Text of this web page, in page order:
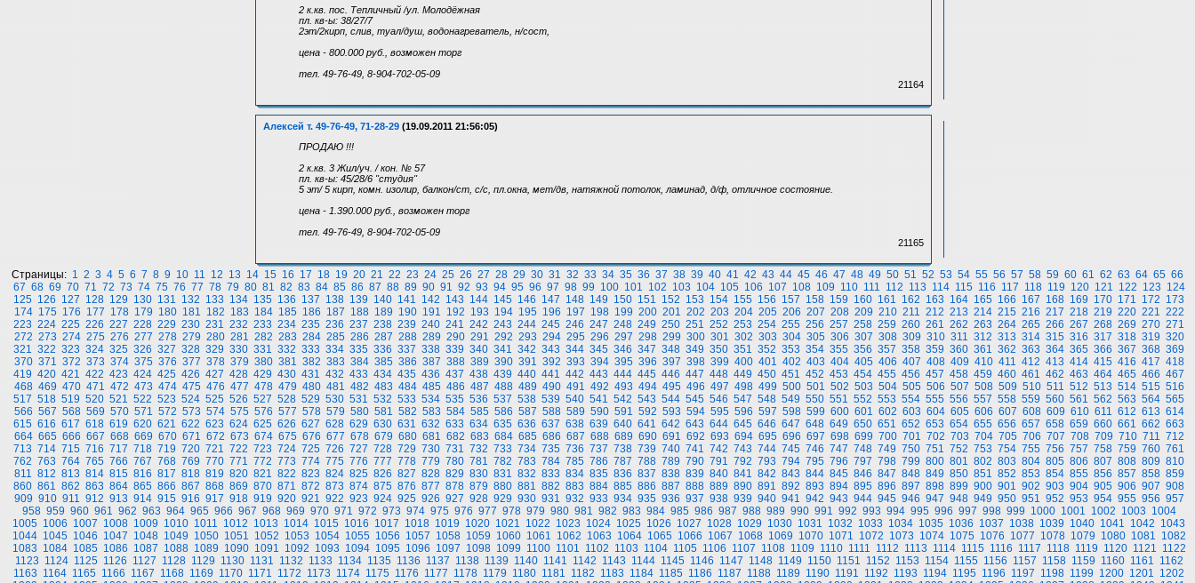
2 к.кв. пос. Тепличный /ул. Молодёжная
пл. кв-ы: 38/27/7
2эт/2кирп, слив, туал/душ, водонагреватель, н/сост,
цена - 800.000 руб., возможен торг
тел. 49-76-49, 8-904-702-05-09
21164
Алексей т. 49-76-49, 71-28-29 (19.09.2011 21:56:05)
ПРОДАЮ !!!
2 к.кв. 3 Жил/уч. / кон. № 57
пл. кв-ы: 45/28/6 "студия"
5 эт/ 5 кирп, комн. изолир, балкон/ст, с/с, пл.окна, мет/дв, натяжной потолок, ламинад, д/ф, отличное состояние.
цена - 1.390.000 руб., возможен торг
тел. 49-76-49, 8-904-702-05-09
21165
Страницы: 1 2 3 4 5 6 7 8 9 10 11 12 13 14 15 16 17 18 19 20 21 22 23 24 25 26 27 28 29 30 31 32 33 34 35 36 37 38 39 40 41 42 43 44 45 46 47 48 49 50 51 52 53 54 55 56 57 58 59 60 61 62 63 64 65 66
67 68 69 70 71 72 73 74 75 76 77 78 79 80 81 82 83 84 85 86 87 88 89 90 91 92 93 94 95 96 97 98 99 100 101 102 103 104 105 106 107 108 109 110 111 112 113 114 115 116 117 118 119 120 121 122 123 124
125 126 127 128 129 130 131 132 133 134 135 136 137 138 139 140 141 142 143 144 145 146 147 148 149 150 151 152 153 154 155 156 157 158 159 160 161 162 163 164 165 166 167 168 169 170 171 172 173
174 175 176 177 178 179 180 181 182 183 184 185 186 187 188 189 190 191 192 193 194 195 196 197 198 199 200 201 202 203 204 205 206 207 208 209 210 211 212 213 214 215 216 217 218 219 220 221 222
223 224 225 226 227 228 229 230 231 232 233 234 235 236 237 238 239 240 241 242 243 244 245 246 247 248 249 250 251 252 253 254 255 256 257 258 259 260 261 262 263 264 265 266 267 268 269 270 271
272 273 274 275 276 277 278 279 280 281 282 283 284 285 286 287 288 289 290 291 292 293 294 295 296 297 298 299 300 301 302 303 304 305 306 307 308 309 310 311 312 313 314 315 316 317 318 319 320
321 322 323 324 325 326 327 328 329 330 331 332 333 334 335 336 337 338 339 340 341 342 343 344 345 346 347 348 349 350 351 352 353 354 355 356 357 358 359 360 361 362 363 364 365 366 367 368 369
370 371 372 373 374 375 376 377 378 379 380 381 382 383 384 385 386 387 388 389 390 391 392 393 394 395 396 397 398 399 400 401 402 403 404 405 406 407 408 409 410 411 412 413 414 415 416 417 418
419 420 421 422 423 424 425 426 427 428 429 430 431 432 433 434 435 436 437 438 439 440 441 442 443 444 445 446 447 448 449 450 451 452 453 454 455 456 457 458 459 460 461 462 463 464 465 466 467
468 469 470 471 472 473 474 475 476 477 478 479 480 481 482 483 484 485 486 487 488 489 490 491 492 493 494 495 496 497 498 499 500 501 502 503 504 505 506 507 508 509 510 511 512 513 514 515 516
517 518 519 520 521 522 523 524 525 526 527 528 529 530 531 532 533 534 535 536 537 538 539 540 541 542 543 544 545 546 547 548 549 550 551 552 553 554 555 556 557 558 559 560 561 562 563 564 565
566 567 568 569 570 571 572 573 574 575 576 577 578 579 580 581 582 583 584 585 586 587 588 589 590 591 592 593 594 595 596 597 598 599 600 601 602 603 604 605 606 607 608 609 610 611 612 613 614
615 616 617 618 619 620 621 622 623 624 625 626 627 628 629 630 631 632 633 634 635 636 637 638 639 640 641 642 643 644 645 646 647 648 649 650 651 652 653 654 655 656 657 658 659 660 661 662 663
664 665 666 667 668 669 670 671 672 673 674 675 676 677 678 679 680 681 682 683 684 685 686 687 688 689 690 691 692 693 694 695 696 697 698 699 700 701 702 703 704 705 706 707 708 709 710 711 712
713 714 715 716 717 718 719 720 721 722 723 724 725 726 727 728 729 730 731 732 733 734 735 736 737 738 739 740 741 742 743 744 745 746 747 748 749 750 751 752 753 754 755 756 757 758 759 760 761
762 763 764 765 766 767 768 769 770 771 772 773 774 775 776 777 778 779 780 781 782 783 784 785 786 787 788 789 790 791 792 793 794 795 796 797 798 799 800 801 802 803 804 805 806 807 808 809 810
811 812 813 814 815 816 817 818 819 820 821 822 823 824 825 826 827 828 829 830 831 832 833 834 835 836 837 838 839 840 841 842 843 844 845 846 847 848 849 850 851 852 853 854 855 856 857 858 859
860 861 862 863 864 865 866 867 868 869 870 871 872 873 874 875 876 877 878 879 880 881 882 883 884 885 886 887 888 889 890 891 892 893 894 895 896 897 898 899 900 901 902 903 904 905 906 907 908
909 910 911 912 913 914 915 916 917 918 919 920 921 922 923 924 925 926 927 928 929 930 931 932 933 934 935 936 937 938 939 940 941 942 943 944 945 946 947 948 949 950 951 952 953 954 955 956 957
958 959 960 961 962 963 964 965 966 967 968 969 970 971 972 973 974 975 976 977 978 979 980 981 982 983 984 985 986 987 988 989 990 991 992 993 994 995 996 997 998 999 1000 1001 1002 1003 1004
1005 1006 1007 1008 1009 1010 1011 1012 1013 1014 1015 1016 1017 1018 1019 1020 1021 1022 1023 1024 1025 1026 1027 1028 1029 1030 1031 1032 1033 1034 1035 1036 1037 1038 1039 1040 1041 1042 1043
1044 1045 1046 1047 1048 1049 1050 1051 1052 1053 1054 1055 1056 1057 1058 1059 1060 1061 1062 1063 1064 1065 1066 1067 1068 1069 1070 1071 1072 1073 1074 1075 1076 1077 1078 1079 1080 1081 1082
1083 1084 1085 1086 1087 1088 1089 1090 1091 1092 1093 1094 1095 1096 1097 1098 1099 1100 1101 1102 1103 1104 1105 1106 1107 1108 1109 1110 1111 1112 1113 1114 1115 1116 1117 1118 1119 1120 1121 1122
1123 1124 1125 1126 1127 1128 1129 1130 1131 1132 1133 1134 1135 1136 1137 1138 1139 1140 1141 1142 1143 1144 1145 1146 1147 1148 1149 1150 1151 1152 1153 1154 1155 1156 1157 1158 1159 1160 1161 1162
1163 1164 1165 1166 1167 1168 1169 1170 1171 1172 1173 1174 1175 1176 1177 1178 1179 1180 1181 1182 1183 1184 1185 1186 1187 1188 1189 1190 1191 1192 1193 1194 1195 1196 1197 1198 1199 1200 1201 1202